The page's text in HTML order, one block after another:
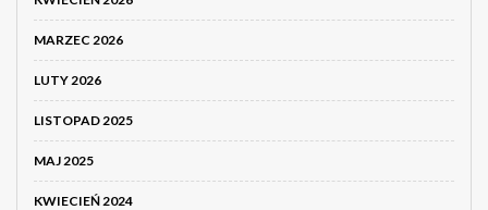
MARZEC 2026
LUTY 2026
LISTOPAD 2025
MAJ 2025
KWIECIEŃ 2024